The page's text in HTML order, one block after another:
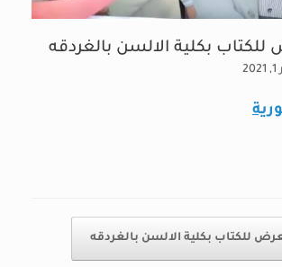
للكتاب بكلية الالسن بالغردقه
للكتاب بكلية الالسن بالغردقه